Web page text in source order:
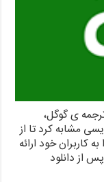
ی گوگل،
مشابه کرد تا از
کاربران خود ارائه
از دانلود